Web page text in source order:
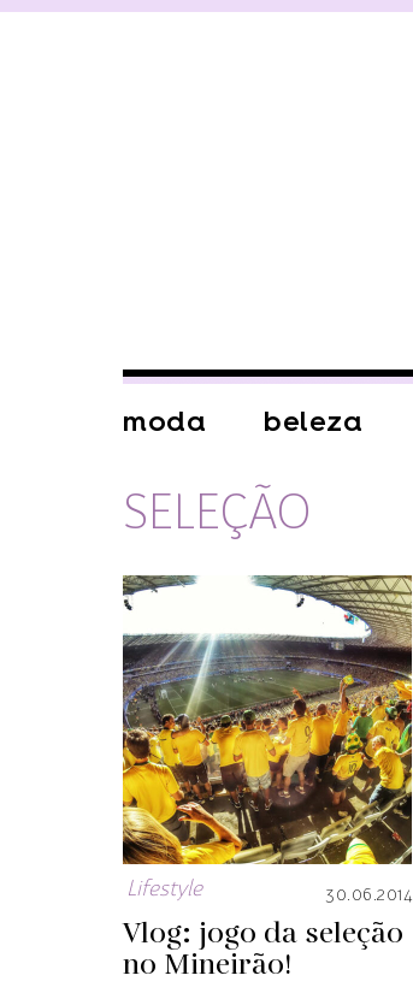
moda beleza
SELEÇÃO
Lifestyle 30.06.2014
Vlog: jogo da seleção
no Mineirão!